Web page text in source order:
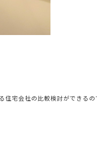
住宅会社の比較検討ができる